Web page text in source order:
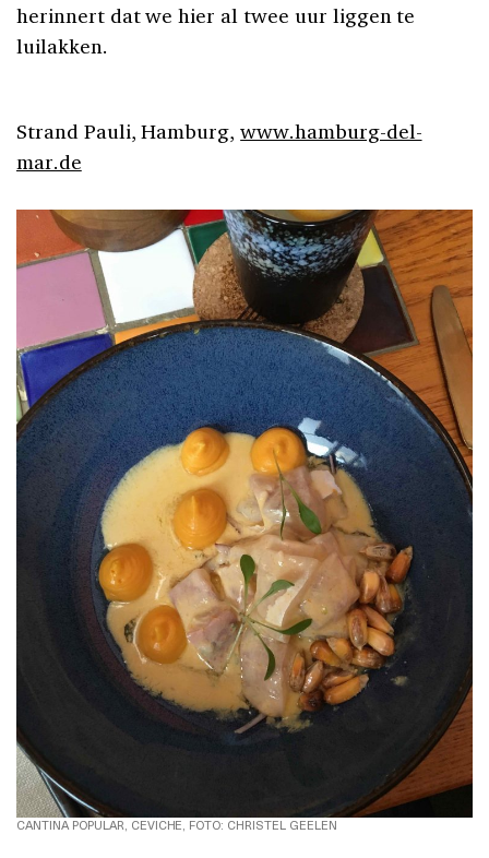
herinnert dat we hier al twee uur liggen te
luilakken.
Strand Pauli, Hamburg,www.hamburg-del-
mar.de
CANTINA POPULAR, CEVICHE, FOTO: CHRISTEL GEELEN